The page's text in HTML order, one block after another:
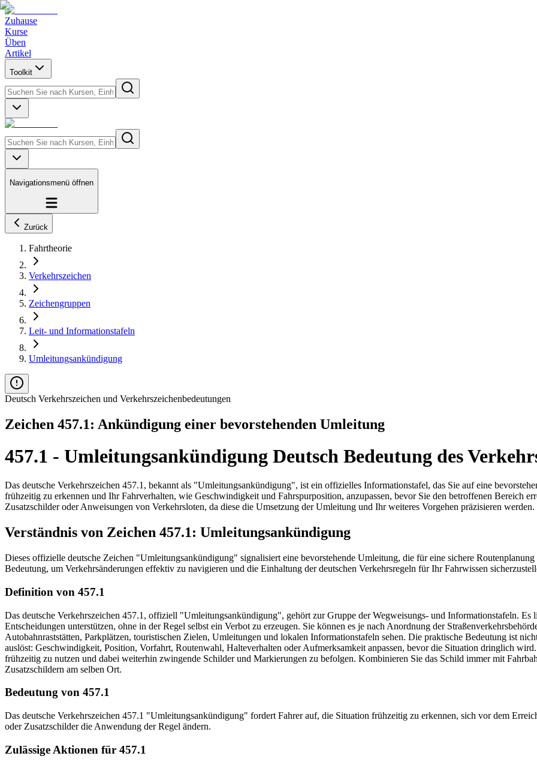
Zuhause
Kurse
Üben
Artikel
Toolkit
Navigationsmenü öffnen
Zurück
Fahrtheorie
Verkehrszeichen
Zeichengruppen
Leit- und Informationstafeln
Umleitungsankündigung
Deutsch Verkehrszeichen und Verkehrszeichenbedeutungen
Zeichen 457.1: Ankündigung einer bevorstehenden Umleitung
457.1 - Umleitungsankündigung Deutsch Bedeutung des
Das deutsche Verkehrszeichen 457.1, bekannt als "Umleitungsankündigung", ist ein offizielles Informationstafel, das Sie auf eine
frühzeitig zu erkennen und Ihr Fahrverhalten, wie Geschwindigkeit und Fahrspurposition, anzupassen, bevor Sie den betroffenen Bereich
Zusatzschilder oder Anweisungen von Verkehrsloten, da diese die Umsetzung der Umleitung und Ihr weiteres Vorgehen präzisieren werden.
Verständnis von Zeichen 457.1: Umleitungsankündigung
Dieses offizielle deutsche Zeichen "Umleitungsankündigung" signalisiert eine bevorstehende Umleitung, die für eine sichere
Bedeutung, um Verkehrsänderungen effektiv zu navigieren und die Einhaltung der deutschen Verkehrsregeln für Ihr Fahrwissen
Definition von 457.1
Das deutsche Verkehrszeichen 457.1, offiziell "Umleitungsankündigung", gehört zur Gruppe der Wegweisungs- und Informationstafeln.
Entscheidungen unterstützen, ohne in der Regel selbst ein Verbot zu erzeugen. Sie können es je nach Anordnung der
Autobahnraststätten, Parkplätzen, touristischen Zielen, Umleitungen und lokalen Informationstafeln sehen. Die praktische Bedeutung ist
auslöst: Geschwindigkeit, Position, Vorfahrt, Routenwahl, Halteverhalten oder Aufmerksamkeit anpassen, bevor die Situation dringlich
frühzeitig zu nutzen und dabei weiterhin zwingende Schilder und Markierungen zu befolgen. Kombinieren Sie das Schild immer mit
Zusatzschildern am selben Ort.
Bedeutung von 457.1
Das deutsche Verkehrszeichen 457.1 "Umleitungsankündigung" fordert Fahrer auf, die Situation frühzeitig zu erkennen, sich vor dem
oder Zusatzschilder die Anwendung der Regel ändern.
Zulässige Aktionen für 457.1